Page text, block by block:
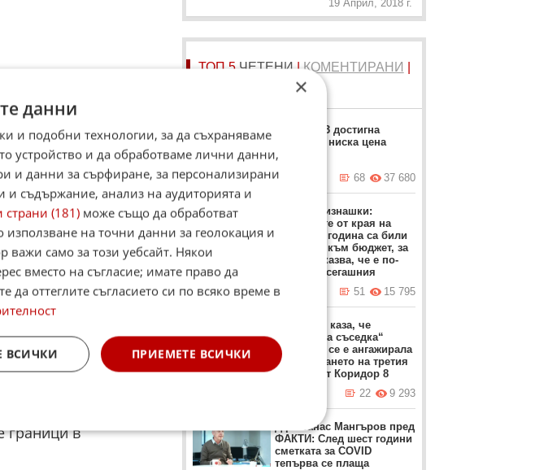
хазартна
законодателство
размер може да
имат аналог и в
съд в Ямбол, с
Според
конвенция за
и така да осуети
фактът, че той
както и
в страната
Съдът взема
граници в
19 Април, 2018 г.
ТОП 5 ЧЕТЕНИ | КОМЕНТИРАНИ
Москвич 3 достигна
рекордно ниска цена
вчера в 17:23 ч. 37 680
68
Проф. Близнашки:
Протестите от края на
миналата година са били
насочени към бюджет, за
който се казва, че е по-
добър от сегашния
вчера в 22:05 ч.
15 795
51
Мицкоски каза, че
„източната съседка“
България се е ангажирала
с изграждането на третия
участък от Коридор 8
9 293
22
Д-р Атанас Мангъров пред
ФАКТИ: След шест години
сметката за COVID
тепърва се плаща
×
данни
и подобни технологии, за да съхраняваме
устройство и да обработваме лични данни,
и данни за сърфиране, за персонализирани
съдържание, анализ на аудиторията и
страни (181) може също да обработват
на точни данни за геолокация и
важи само за този уебсайт. Някои
вместо на съгласие; имате право да
да оттеглите съгласието си по всяко време в
ПРИЕМЕТЕ ВСИЧКИ
ВСИЧКИ